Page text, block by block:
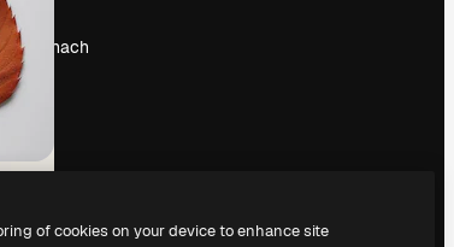
du nach
of cookies on your device to enhance site